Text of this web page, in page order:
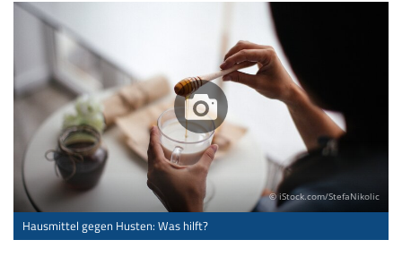
© iStock.com/StefaNikolic
Hausmittel gegen Husten: Was hilft?